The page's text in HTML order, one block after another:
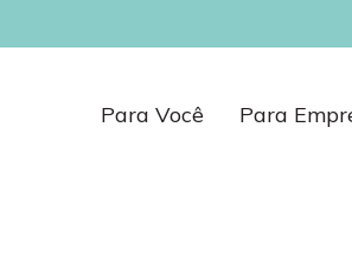
Para Você Para